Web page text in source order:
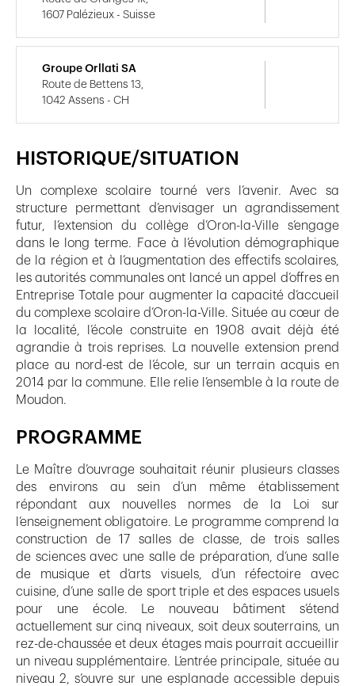
HISTORIQUE/SITUATION
Un complexe scolaire tourné vers l’avenir. Avec sa
structure permettant d’envisager un agrandissement
futur, l’extension du collège d’Oron-la-Ville s’engage
dans le long terme. Face à l’évolution démographique
de la région et à l’augmentation des effectifs scolaires,
les autorités communales ont lancé un appel d’offres en
Entreprise Totale pour augmenter la capacité d’accueil
du complexe scolaire d’Oron-la-Ville. Située au cœur de
la localité, l’école construite en 1908 avait déjà été
agrandie à trois reprises. La nouvelle extension prend
place au nord-est de l’école, sur un terrain acquis en
2014 par la commune. Elle relie l’ensemble à la route de
Moudon.
PROGRAMME
Le Maître d’ouvrage souhaitait réunir plusieurs classes
des environs au sein d’un même établissement
répondant aux nouvelles normes de la Loi sur
l’enseignement obligatoire. Le programme comprend la
construction de 17 salles de classe, de trois salles
de sciences avec une salle de préparation, d’une salle
de musique et d’arts visuels, d’un réfectoire avec
cuisine, d’une salle de sport triple et des espaces usuels
pour une école. Le nouveau bâtiment s’étend
actuellement sur cinq niveaux, soit deux souterrains, un
rez-de-chaussée et deux étages mais pourrait accueillir
un niveau supplémentaire. L’entrée principale, située au
niveau 2, s’ouvre sur une esplanade accessible depuis
1607 Palézieux - Suisse
Groupe Orllati SA
Route de Bettens 13,
1042 Assens - CH